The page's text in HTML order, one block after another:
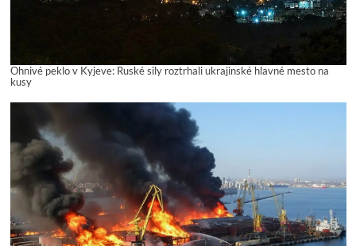
Ohnivé peklo v Kyjeve: Ruské sily roztrhali ukrajinské hlavné mesto na
kusy